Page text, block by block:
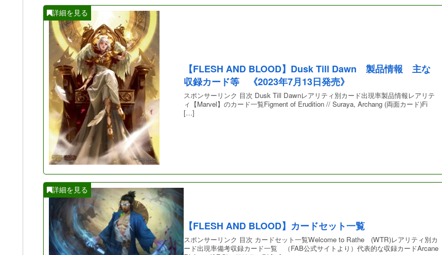
【FLESH AND BLOOD】Dusk Till Dawn 製品情報 主な
収録カード等 《2023年7月13日発売》
スポンサーリンク 目次 Dusk Till Dawnレアリティ別カード出現率製品情報レアリテ
ィ【Marvel】のカード一覧Figment of Erudition // Suraya, Archang (両面カード)Fi
[…]
【FLESH AND BLOOD】カードセット一覧
スポンサーリンク 目次 カードセット一覧Welcome to Rathe (WTR)レアリティ別カ
ード出現率備考収録カード一覧 （FAB公式サイトより）代表的な収録カードArcane